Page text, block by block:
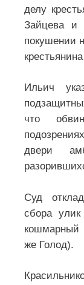
делу
Зайцева и
покушении
Ильич
что
двери
Суд
сбора
же Голод).